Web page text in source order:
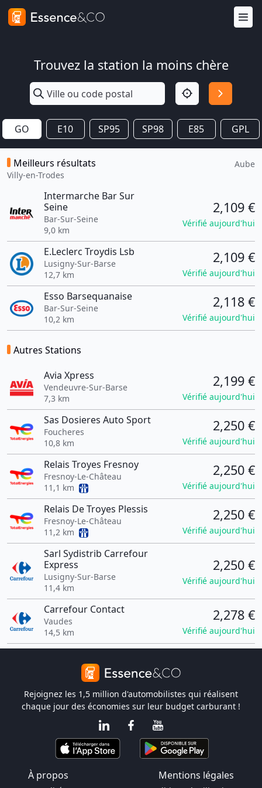
Trouvez la station la moins chère
GO E10 SP95 SP98 E85 GPL
Meilleurs résultats
Villy-en-Trodes
Aube
Intermarche Bar Sur
Seine
Bar-Sur-Seine
9,0 km
2,109 €
Vérifié aujourd'hui
E.Leclerc Troydis Lsb
Lusigny-Sur-Barse
12,7 km
2,109 €
Vérifié aujourd'hui
Esso Barsequanaise
Bar-Sur-Seine
10,2 km
2,118 €
Vérifié aujourd'hui
Autres Stations
Avia Xpress
Vendeuvre-Sur-Barse
7,3 km
2,199 €
Vérifié aujourd'hui
Sas Dosieres Auto Sport
Foucheres
10,8 km
2,250 €
Vérifié aujourd'hui
Relais Troyes Fresnoy
Fresnoy-Le-Château
11,1 km
2,250 €
Vérifié aujourd'hui
Relais De Troyes Plessis
Fresnoy-Le-Château
11,2 km
2,250 €
Vérifié aujourd'hui
Sarl Sydistrib Carrefour
Express
Lusigny-Sur-Barse
11,4 km
2,250 €
Vérifié aujourd'hui
Carrefour Contact
Vaudes
14,5 km
2,278 €
Vérifié aujourd'hui
Rejoignez les 1,5 million d'automobilistes qui réalisent
chaque jour des économies sur leur budget carburant !
À propos Mentions légales